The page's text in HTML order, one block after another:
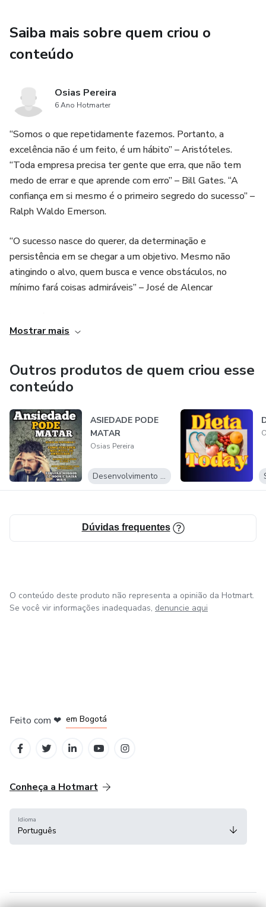
Saiba mais sobre quem criou o
conteúdo
Osias Pereira
6 Ano Hotmarter
“Somos o que repetidamente fazemos. Portanto, a
excelência não é um feito, é um hábito” – Aristóteles.
“Toda empresa precisa ter gente que erra, que não tem
medo de errar e que aprende com erro” – Bill Gates. “A
confiança em si mesmo é o primeiro segredo do sucesso” –
Ralph Waldo Emerson.
“O sucesso nasce do querer, da determinação e
persistência em se chegar a um objetivo. Mesmo não
atingindo o alvo, quem busca e vence obstáculos, no
mínimo fará coisas admiráveis” – José de Alencar
total, buscar seu último limite e dar o melhor de si
Mostrar mais
Outros produtos de quem criou esse
conteúdo
ASIEDADE PODE
MATAR
Osias Pereira
Desenvolvimento Pessoal
Dúvidas frequentes
O conteúdo deste produto não representa a opinião da Hotmart.
Se você vir informações inadequadas, denuncie aqui
Feito com ❤ em Bogotá
Conheça a Hotmart
Idioma
Português